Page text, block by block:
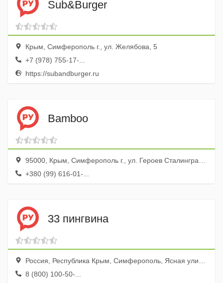
Sub&Burger
Крым, Симферополь г., ул. Желябова, 5
+7 (978) 755-17-...
https://subandburger.ru
Bamboo
95000, Крым, Симферополь г., ул. Героев Сталинграда, 8/3, Фуршет, эт. 1
+380 (99) 616-01-...
33 пингвина
Россия, Республика Крым, Симферополь, Ясная улица, 37, эт. 3, около боулинга
8 (800) 100-50-...